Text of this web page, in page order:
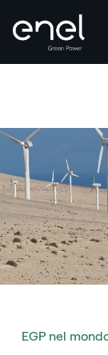
EGP nel